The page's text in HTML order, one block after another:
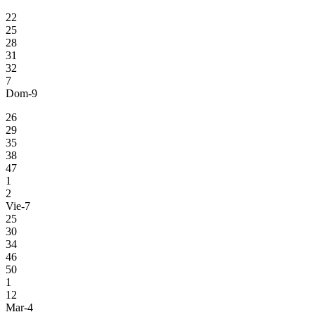
22
25
28
31
32
7
Dom-9
26
29
35
38
47
1
2
Vie-7
25
30
34
46
50
1
12
Mar-4